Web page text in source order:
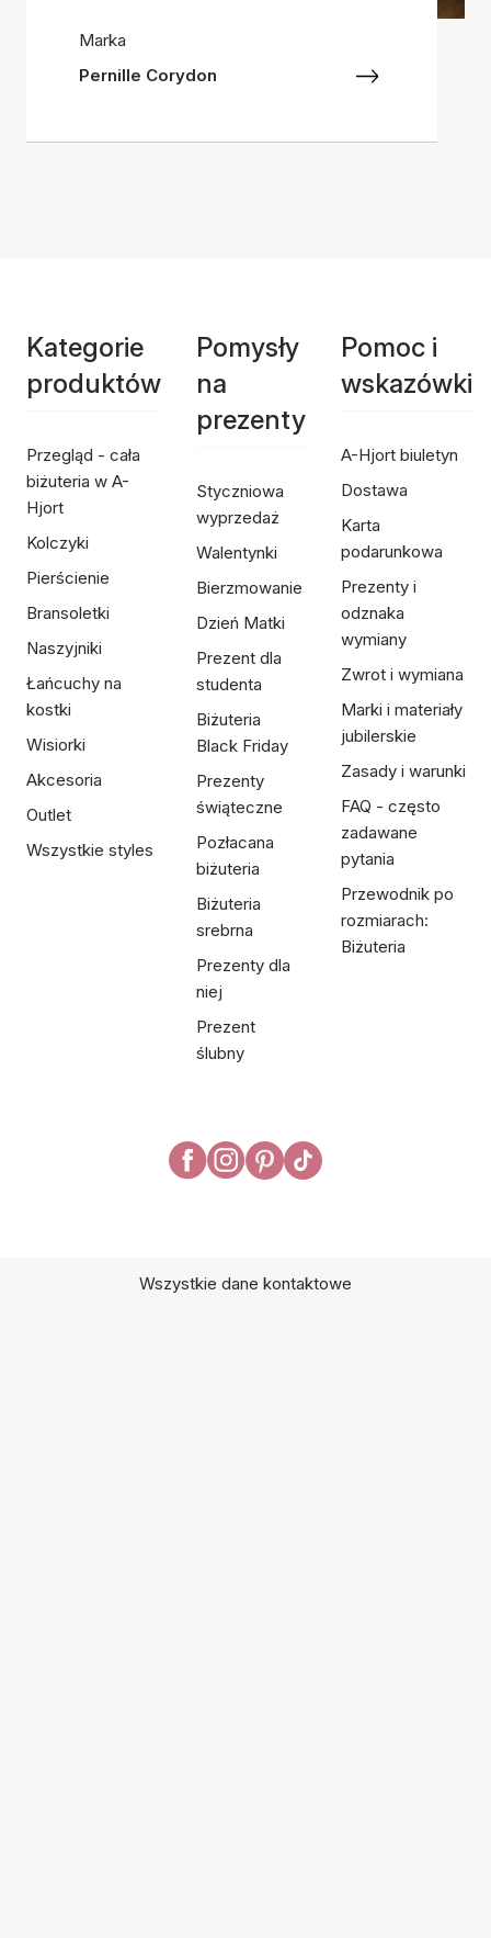
Marka
Pernille Corydon
Kategorie
produktów
Przegląd - cała
biżuteria w A-
Hjort
Kolczyki
Pierścienie
Bransoletki
Naszyjniki
Łańcuchy na
kostki
Wisiorki
Akcesoria
Outlet
Wszystkie styles
Pomysły
na
prezenty
Styczniowa
wyprzedaż
Walentynki
Bierzmowanie
Dzień Matki
Prezent dla
studenta
Biżuteria
Black Friday
Prezenty
świąteczne
Pozłacana
biżuteria
Biżuteria
srebrna
Prezenty dla
niej
Prezent
ślubny
Pomoc i
wskazówki
A-Hjort biuletyn
Dostawa
Karta
podarunkowa
Prezenty i
odznaka
wymiany
Zwrot i wymiana
Marki i materiały
jubilerskie
Zasady i warunki
FAQ - często
zadawane
pytania
Przewodnik po
rozmiarach:
Biżuteria
Wszystkie dane kontaktowe